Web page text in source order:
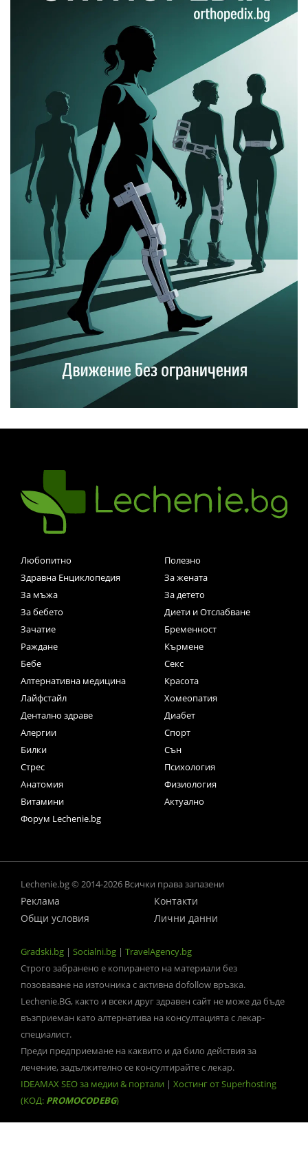
Любопитно
Полезно
Здравна Енциклопедия
За жената
За мъжа
За детето
За бебето
Диети и Отслабване
Зачатие
Бременност
Раждане
Кърмене
Бебе
Секс
Алтернативна медицина
Красота
Лайфстайл
Хомеопатия
Дентално здраве
Диабет
Алергии
Спорт
Билки
Сън
Стрес
Психология
Анатомия
Физиология
Витамини
Актуално
Форум Lechenie.bg
Lechenie.bg © 2014-2026 Всички права запазени
Реклама
Контакти
Общи условия
Лични данни
Gradski.bg | Socialni.bg | TravelAgency.bg
Строго забранено е копирането на материали без
позоваване на източника с активна dofollow връзка.
Lechenie.BG, както и всеки друг здравен сайт не може да бъде
възприеман като алтернатива на консултацията с лекар-
специалист.
Преди предприемане на каквито и да било действия за
лечение, задължително се консултирайте с лекар.
IDEAMAX SEO за медии & портали | Хостинг от Superhosting
(КОД: PROMOCODEBG)